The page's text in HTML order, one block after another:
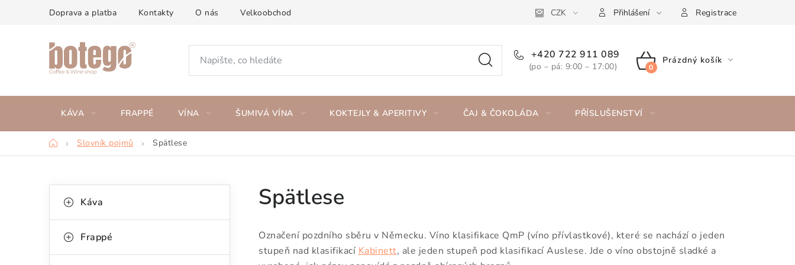
Doprava a platba Kontakty O nás Velkoobchod CZK Přihlášení Registrace
+420 722 911 089
(po – pá: 9:00 – 17:00)
NÁKUPNÍ
Prázdný košík
KÁVA FRAPPÉ VÍNA ŠUMIVÁ VÍNA KOKTEJLY & APERITIVY ČAJ & ČOKOLÁDA PŘÍSLUŠENSTVÍ
DomůSlovník pojmů Spätlese
okategorie
a
e
Káva
Frappé
Spätlese
Označení pozdního sběru v Německu. Víno klasifikace QmP (víno přívlastkové), které se nachází o jeden
stupeň nad klasifikací Kabinett, ale jeden stupeň pod klasifikací Auslese. Jde o víno obstojně sladké a